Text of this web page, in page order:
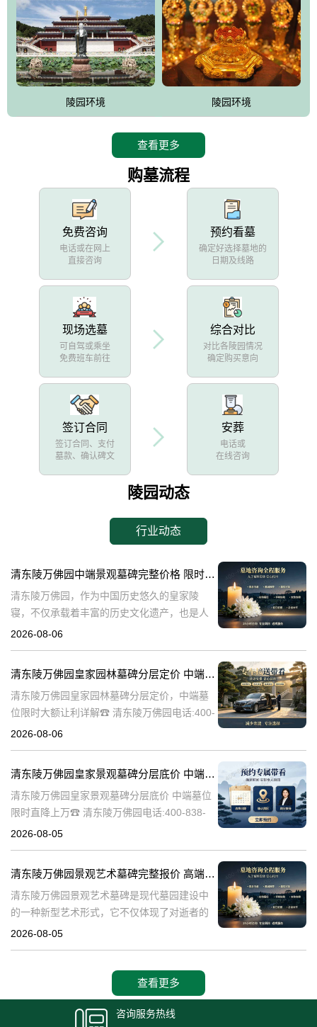
陵园环境 陵园环境
查看更多
购墓流程
免费咨询
电话或在网上
直接咨询
预约看墓
确定好选择墓地的
日期及线路
现场选墓
可自驾或乘坐
免费班车前往
综合对比
对比各陵园情况
确定购买意向
签订合同
签订合同、支付
墓款、确认碑文
安葬
电话或
在线咨询
陵园动态
行业动态
清东陵万佛园中端景观墓碑完整价格 限时减免多年管理费详解
清东陵万佛园，作为中国历史悠久的皇家陵
寝，不仅承载着丰富的历史文化遗产，也是人
们缅怀先人、寄托哀思的重要场所。近年来，
清
2026-08-06
清东陵万佛园皇家园林墓碑分层定价 中端墓位限时大额让利详解
清东陵万佛园皇家园林墓碑分层定价，中端墓
位限时大额让利详解☎ 清东陵万佛园电话:400-
838-5063清东陵万佛园，作为中国历史上著名
2026-08-06
清东陵万佛园皇家景观墓碑分层底价 中端墓位限时直降上万
清东陵万佛园皇家景观墓碑分层底价 中端墓位
限时直降上万☎ 清东陵万佛园电话:400-838-
5063清东陵万佛园，作为中国历史上著名的皇
2026-08-05
清东陵万佛园景观艺术墓碑完整报价 高端墓型大额直降活动详解
清东陵万佛园景观艺术墓碑是现代墓园建设中
的一种新型艺术形式，它不仅体现了对逝者的
尊重和缅怀，更是一种文化艺术的传承。本文
2026-08-05
查看更多
咨询服务热线